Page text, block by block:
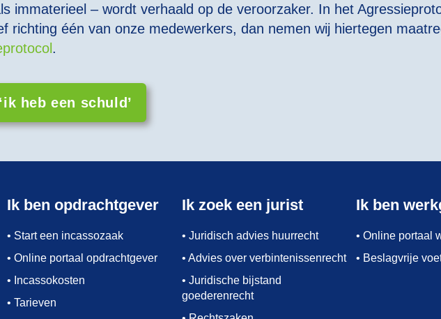
immaterieel – wordt verhaald op de veroorzaker. In het
richting één van onze medewerkers, dan nemen wij hiertegen
.
heb een schuld’
Ik ben opdrachtgever
• Start een incassozaak
• Online portaal opdrachtgever
• Incassokosten
• Tarieven
Ik zoek een jurist
• Juridisch advies huurrecht
• Advies over verbintenissenrecht
• Juridische bijstand
goederenrecht
Ik ben
• Online portaal
• Beslagvrije